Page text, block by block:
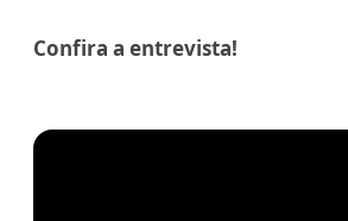
Confira a entrevista!